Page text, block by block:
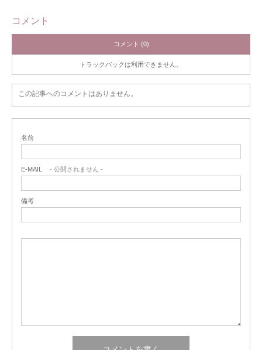
コメント
コメント (0)
トラックバックは利用できません。
この記事へのコメントはありません。
名前
E-MAIL - 公開されません -
備考